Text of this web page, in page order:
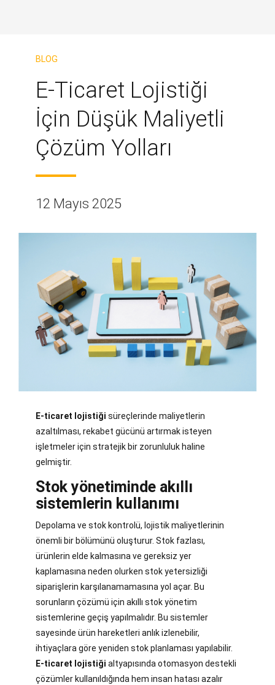
BLOG
E-Ticaret Lojistiği
İçin Düşük Maliyetli
Çözüm Yolları
12 Mayıs 2025
E-ticaret lojistiği süreçlerinde maliyetlerin
azaltılması, rekabet gücünü artırmak isteyen
işletmeler için stratejik bir zorunluluk haline
gelmiştir.
Stok yönetiminde akıllı
sistemlerin kullanımı
Depolama ve stok kontrolü, lojistik maliyetlerinin
önemli bir bölümünü oluşturur. Stok fazlası,
ürünlerin elde kalmasına ve gereksiz yer
kaplamasına neden olurken stok yetersizliği
siparişlerin karşılanamamasına yol açar. Bu
sorunların çözümü için akıllı stok yönetim
sistemlerine geçiş yapılmalıdır. Bu sistemler
sayesinde ürün hareketleri anlık izlenebilir,
ihtiyaçlara göre yeniden stok planlaması yapılabilir.
E-ticaret lojistiği altyapısında otomasyon destekli
çözümler kullanıldığında hem insan hatası azalır